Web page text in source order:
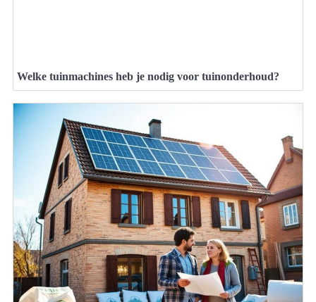
Welke tuinmachines heb je nodig voor tuinonderhoud?